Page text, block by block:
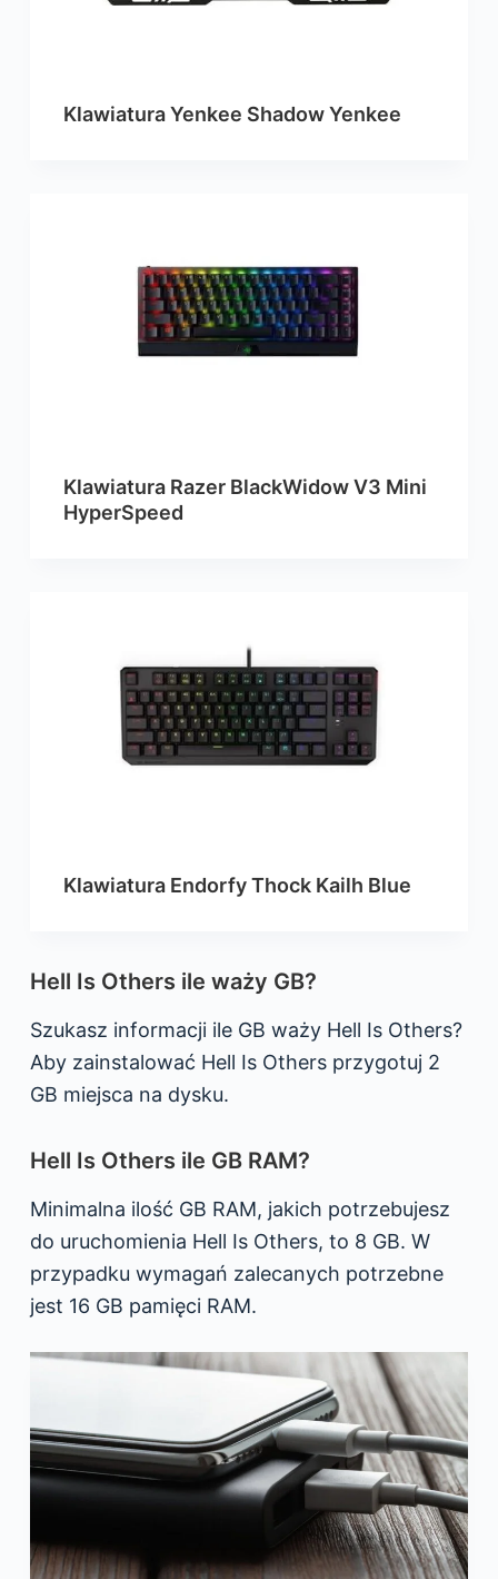
Klawiatura Yenkee Shadow Yenkee
Klawiatura Razer BlackWidow V3 Mini
HyperSpeed
Klawiatura Endorfy Thock Kailh Blue
Hell Is Others ile waży GB?
Szukasz informacji ile GB waży Hell Is Others?
Aby zainstalować Hell Is Others przygotuj 2
GB miejsca na dysku.
Hell Is Others ile GB RAM?
Minimalna ilość GB RAM, jakich potrzebujesz
do uruchomienia Hell Is Others, to 8 GB. W
przypadku wymagań zalecanych potrzebne
jest 16 GB pamięci RAM.